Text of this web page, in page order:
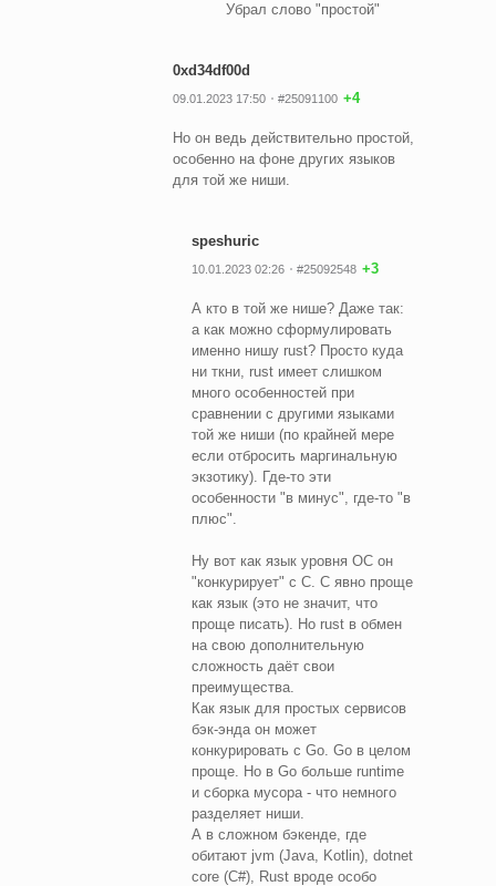
Убрал слово "простой"
0xd34df00d
09.01.2023 17:50 #25091100 +4
Но он ведь действительно простой,
особенно на фоне других языков
для той же ниши.
speshuric
10.01.2023 02:26 #25092548 +3
А кто в той же нише? Даже так:
а как можно сформулировать
именно нишу rust? Просто куда
ни ткни, rust имеет слишком
много особенностей при
сравнении с другими языками
той же ниши (по крайней мере
если отбросить маргинальную
экзотику). Где-то эти
особенности "в минус", где-то "в
плюс".
Ну вот как язык уровня ОС он
"конкурирует" с C. С явно проще
как язык (это не значит, что
проще писать). Но rust в обмен
на свою дополнительную
сложность даёт свои
преимущества.
Как язык для простых сервисов
бэк-энда он может
конкурировать с Go. Go в целом
проще. Но в Go больше runtime
и сборка мусора - что немного
разделяет ниши.
А в сложном бэкенде, где
обитают jvm (Java, Kotlin), dotnet
core (C#), Rust вроде особо